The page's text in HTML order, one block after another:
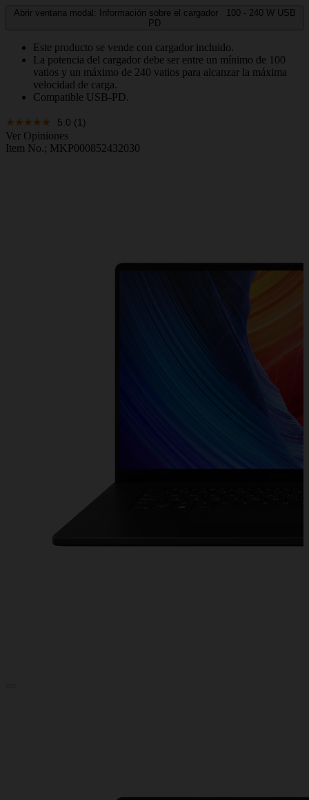
Abrir ventana modal: Información sobre el cargador 100 - 240 W USB
PD
Este producto se vende con cargador incluido.
La potencia del cargador debe ser entre un mínimo de 100
vatios y un máximo de 240 vatios para alcanzar la máxima
velocidad de carga.
Compatible USB-PD.
5.0 (1)
Ver Opiniones
Item No.; MKP000852432030